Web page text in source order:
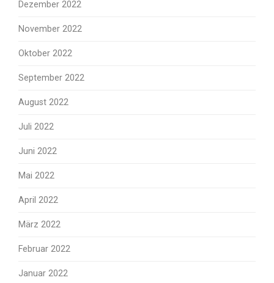
Dezember 2022
November 2022
Oktober 2022
September 2022
August 2022
Juli 2022
Juni 2022
Mai 2022
April 2022
März 2022
Februar 2022
Januar 2022